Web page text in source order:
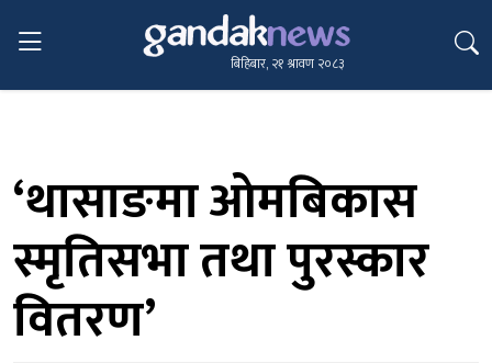
बिहिबार, २१ श्रावण २०८३
‘थासाङमा ओमबिकास
स्मृतिसभा तथा पुरस्कार
वितरण’